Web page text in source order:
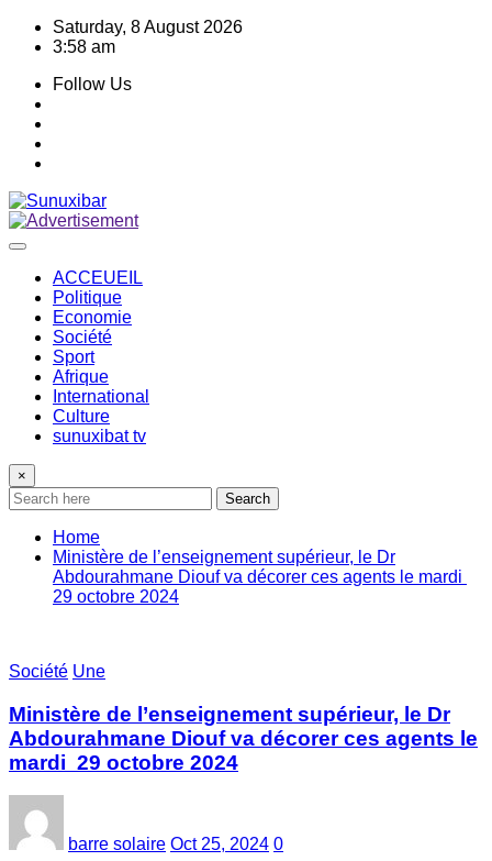
Skip
Saturday, 8 August 2026
3:58 am
Follow Us
ACCEUEIL
Politique
Economie
Société
Sport
Afrique
International
Culture
sunuxibat tv
×
Search
Home
Ministère de l’enseignement supérieur, le Dr
Abdourahmane Diouf va décorer ces agents le mardi
29 octobre 2024
Société Une
Ministère de l’enseignement supérieur, le Dr
Abdourahmane Diouf va décorer ces agents le
mardi 29 octobre 2024
barre solaire Oct 25, 2024 0